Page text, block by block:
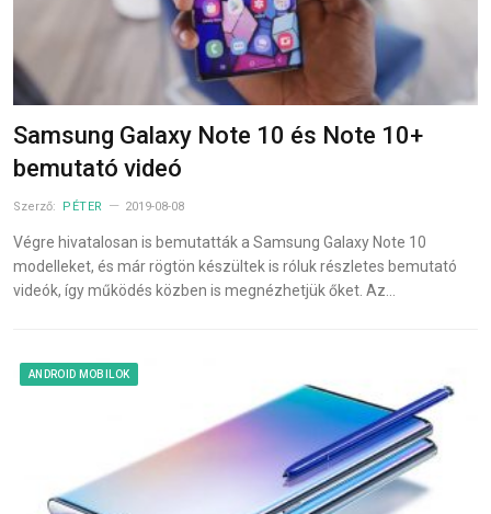
Samsung Galaxy Note 10 és Note 10+
bemutató videó
Szerző: PÉTER 2019-08-08
Végre hivatalosan is bemutatták a Samsung Galaxy Note 10
modelleket, és már rögtön készültek is róluk részletes bemutató
videók, így működés közben is megnézhetjük őket. Az…
ANDROID MOBILOK